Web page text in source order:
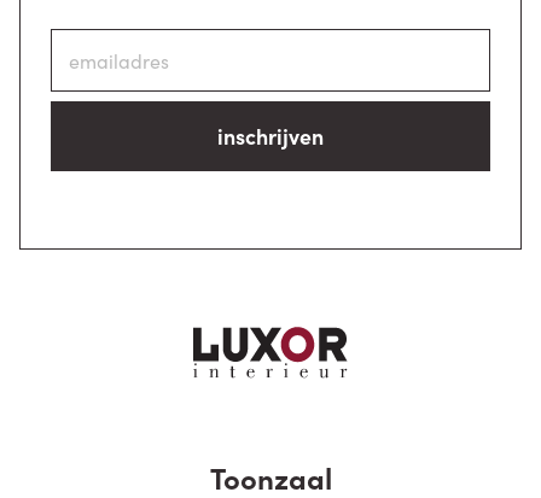
inschrijven
Toonzaal